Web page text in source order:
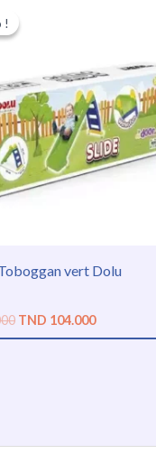
!
vert Dolu
!
initial
138.000.
TND 104.000
104.000.